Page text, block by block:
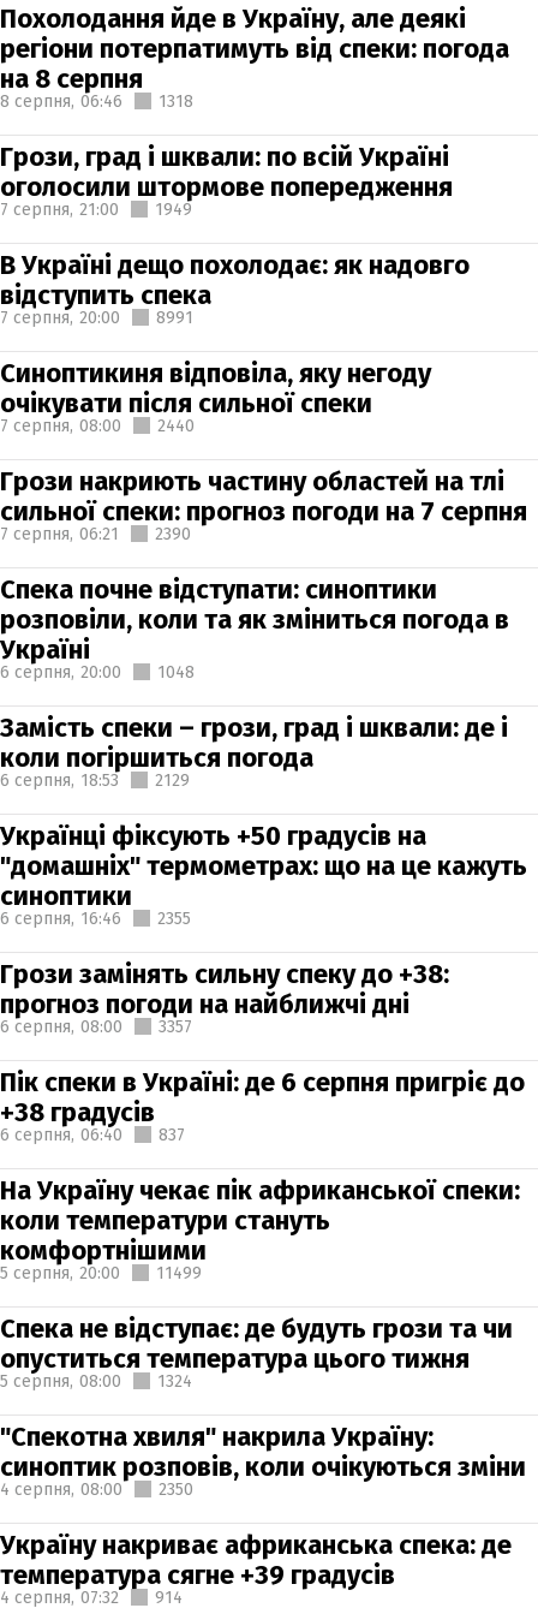
Похолодання йде в Україну, але деякі
регіони потерпатимуть від спеки: погода
на 8 серпня
8 серпня, 06:46 1318
Грози, град і шквали: по всій Україні
оголосили штормове попередження
7 серпня, 21:00 1949
В Україні дещо похолодає: як надовго
відступить спека
7 серпня, 20:00 8991
Синоптикиня відповіла, яку негоду
очікувати після сильної спеки
7 серпня, 08:00 2440
Грози накриють частину областей на тлі
сильної спеки: прогноз погоди на 7 серпня
7 серпня, 06:21 2390
Спека почне відступати: синоптики
розповіли, коли та як зміниться погода в
Україні
6 серпня, 20:00 1048
Замість спеки – грози, град і шквали: де і
коли погіршиться погода
6 серпня, 18:53 2129
Українці фіксують +50 градусів на
"домашніх" термометрах: що на це кажуть
синоптики
6 серпня, 16:46 2355
Грози замінять сильну спеку до +38:
прогноз погоди на найближчі дні
6 серпня, 08:00 3357
Пік спеки в Україні: де 6 серпня пригріє до
+38 градусів
6 серпня, 06:40 837
На Україну чекає пік африканської спеки:
коли температури стануть
комфортнішими
5 серпня, 20:00 11499
Спека не відступає: де будуть грози та чи
опуститься температура цього тижня
5 серпня, 08:00 1324
"Спекотна хвиля" накрила Україну:
синоптик розповів, коли очікуються зміни
4 серпня, 08:00 2350
Україну накриває африканська спека: де
температура сягне +39 градусів
4 серпня, 07:32 914